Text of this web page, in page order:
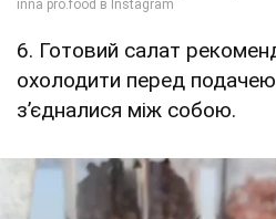
6. Готовий салат
охолодити перед
з’єдналися між собою.